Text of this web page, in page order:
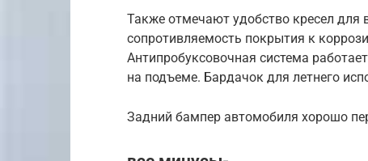
Также отмечают удобство кресел для
сопротивляемость покрытия к
Антипробуксовочная система
на подъеме. Бардачок для летнего
Задний бампер автомобиля хорошо